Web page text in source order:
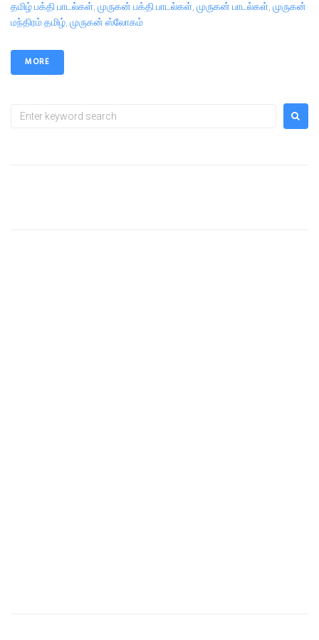
தமிழ் பக்தி பாடல்கள், முருகன் பக்தி பாடல்கள், முருகன் பாடல்கள், முருகன்
மந்திரம் தமிழ், முருகன் ஸ்லோகம்
MORE